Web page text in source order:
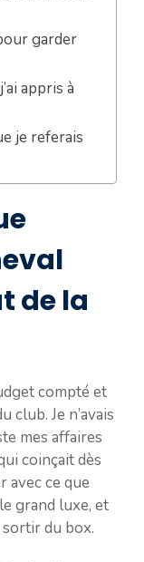
garder
appris à
je referais
de la
compté et
club. Je n’avais
mes affaires
coinçait dès
avec ce que
grand luxe, et
du box.